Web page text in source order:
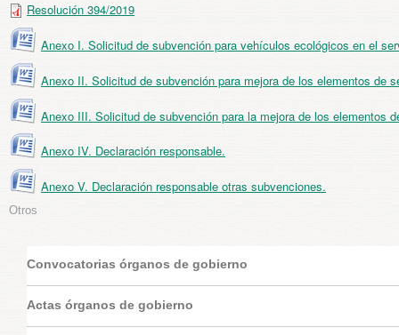
Resolución 394/2019
Anexo I. Solicitud de subvención para vehículos ecológicos en el
Anexo II. Solicitud de subvención para mejora de los elementos
Anexo III. Solicitud de subvención para la mejora de los elementos
Anexo IV. Declaración responsable.
Anexo V. Declaración responsable otras subvenciones.
Otros
Convocatorias órganos de gobierno
Actas órganos de gobierno